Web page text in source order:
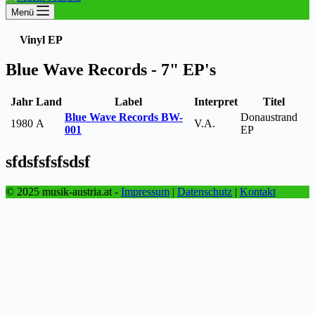
Menü
Vinyl EP
Blue Wave Records - 7" EP's
Jahr Land Label Interpret
Titel
1980 A
Blue Wave Records BW-
001
V.A.
Donaustrand
EP
sfdsfsfsfsdsf
© 2025 musik-austria.at - Impressum | Datenschutz | Kontakt